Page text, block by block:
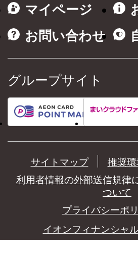
マイページ
お問い合わせ
グループサイト
サイトマップ 推奨
利用者情報の外部送信規律
ついて
プライバシーポ
イオンフィナンシャ